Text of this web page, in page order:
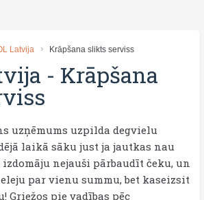
Latvija Krāpšana slikts serviss
- Krāpšana
uzņēmums uzpilda degvielu
laikā sāku just ja jautkas nau
nejauši pārbaudīt čeku, un
par vienu summu, bet kaseizsit
Griežos pie vadības pēc